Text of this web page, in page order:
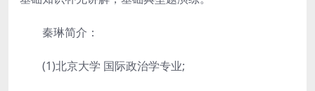
秦琳简介：
(1)北京大学 国际政治学专业;